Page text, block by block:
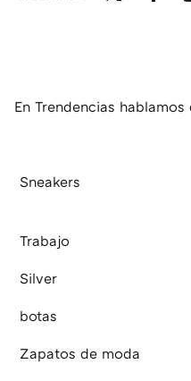
En Trendencias hablamos
Sneakers
Trabajo
Silver
botas
Zapatos de moda